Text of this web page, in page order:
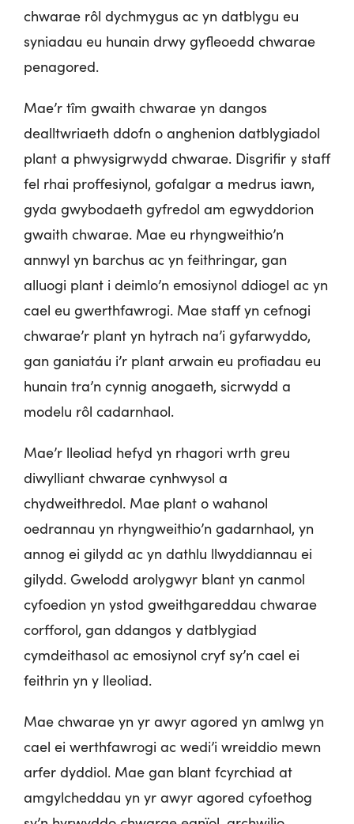
chwarae rôl dychmygus ac yn datblygu eu
syniadau eu hunain drwy gyfleoedd chwarae
penagored.
Mae’r tîm gwaith chwarae yn dangos
dealltwriaeth ddofn o anghenion datblygiadol
plant a phwysigrwydd chwarae. Disgrifir y staff
fel rhai proffesiynol, gofalgar a medrus iawn,
gyda gwybodaeth gyfredol am egwyddorion
gwaith chwarae. Mae eu rhyngweithio’n
annwyl yn barchus ac yn feithringar, gan
alluogi plant i deimlo’n emosiynol ddiogel ac yn
cael eu gwerthfawrogi. Mae staff yn cefnogi
chwarae’r plant yn hytrach na’i gyfarwyddo,
gan ganiatáu i’r plant arwain eu profiadau eu
hunain tra’n cynnig anogaeth, sicrwydd a
modelu rôl cadarnhaol.
Mae’r lleoliad hefyd yn rhagori wrth greu
diwylliant chwarae cynhwysol a
chydweithredol. Mae plant o wahanol
oedrannau yn rhyngweithio’n gadarnhaol, yn
annog ei gilydd ac yn dathlu llwyddiannau ei
gilydd. Gwelodd arolygwyr blant yn canmol
cyfoedion yn ystod gweithgareddau chwarae
corfforol, gan ddangos y datblygiad
cymdeithasol ac emosiynol cryf sy’n cael ei
feithrin yn y lleoliad.
Mae chwarae yn yr awyr agored yn amlwg yn
cael ei werthfawrogi ac wedi’i wreiddio mewn
arfer dyddiol. Mae gan blant fcyrchiad at
amgylcheddau yn yr awyr agored cyfoethog